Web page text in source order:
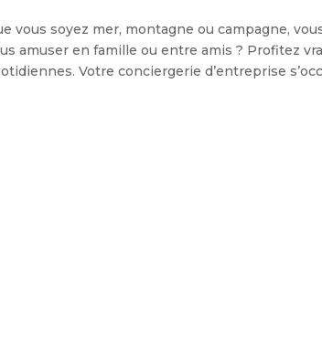
vous soyez mer, montagne ou campagne,
amuser en famille ou entre amis ? Profitez
Votre conciergerie d’entreprise